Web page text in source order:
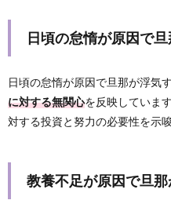
日頃の怠惰が原因で
日頃の怠惰が原因で旦那が浮気す
に対する無関心を反映していま
対する投資と努力の必要性を示
教養不足が原因で旦